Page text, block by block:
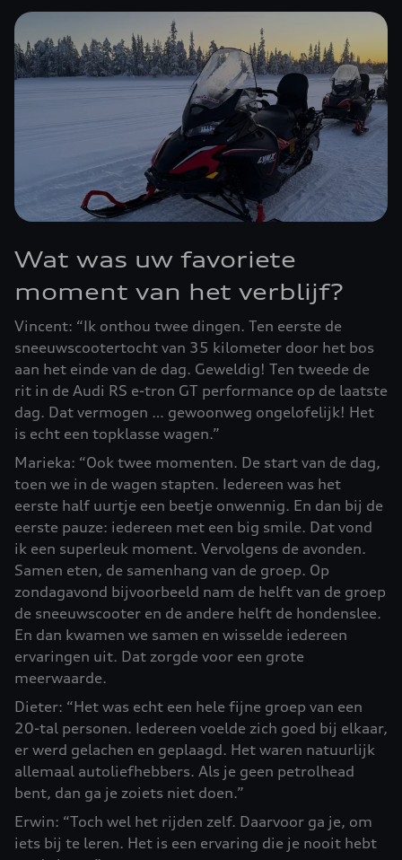
Wat was uw favoriete
moment van het verblijf?
Vincent: “Ik onthou twee dingen. Ten eerste de
sneeuwscootertocht van 35 kilometer door het bos
aan het einde van de dag. Geweldig! Ten tweede de
rit in de Audi RS e-tron GT performance op de laatste
dag. Dat vermogen … gewoonweg ongelofelijk! Het
is echt een topklasse wagen.”
Marieka: “Ook twee momenten. De start van de dag,
toen we in de wagen stapten. Iedereen was het
eerste half uurtje een beetje onwennig. En dan bij de
eerste pauze: iedereen met een big smile. Dat vond
ik een superleuk moment. Vervolgens de avonden.
Samen eten, de samenhang van de groep. Op
zondagavond bijvoorbeeld nam de helft van de groep
de sneeuwscooter en de andere helft de hondenslee.
En dan kwamen we samen en wisselde iedereen
ervaringen uit. Dat zorgde voor een grote
meerwaarde.
Dieter: “Het was echt een hele fijne groep van een
20-tal personen. Iedereen voelde zich goed bij elkaar,
er werd gelachen en geplaagd. Het waren natuurlijk
allemaal autoliefhebbers. Als je geen petrolhead
bent, dan ga je zoiets niet doen.”
Erwin: “Toch wel het rijden zelf. Daarvoor ga je, om
iets bij te leren. Het is een ervaring die je nooit hebt